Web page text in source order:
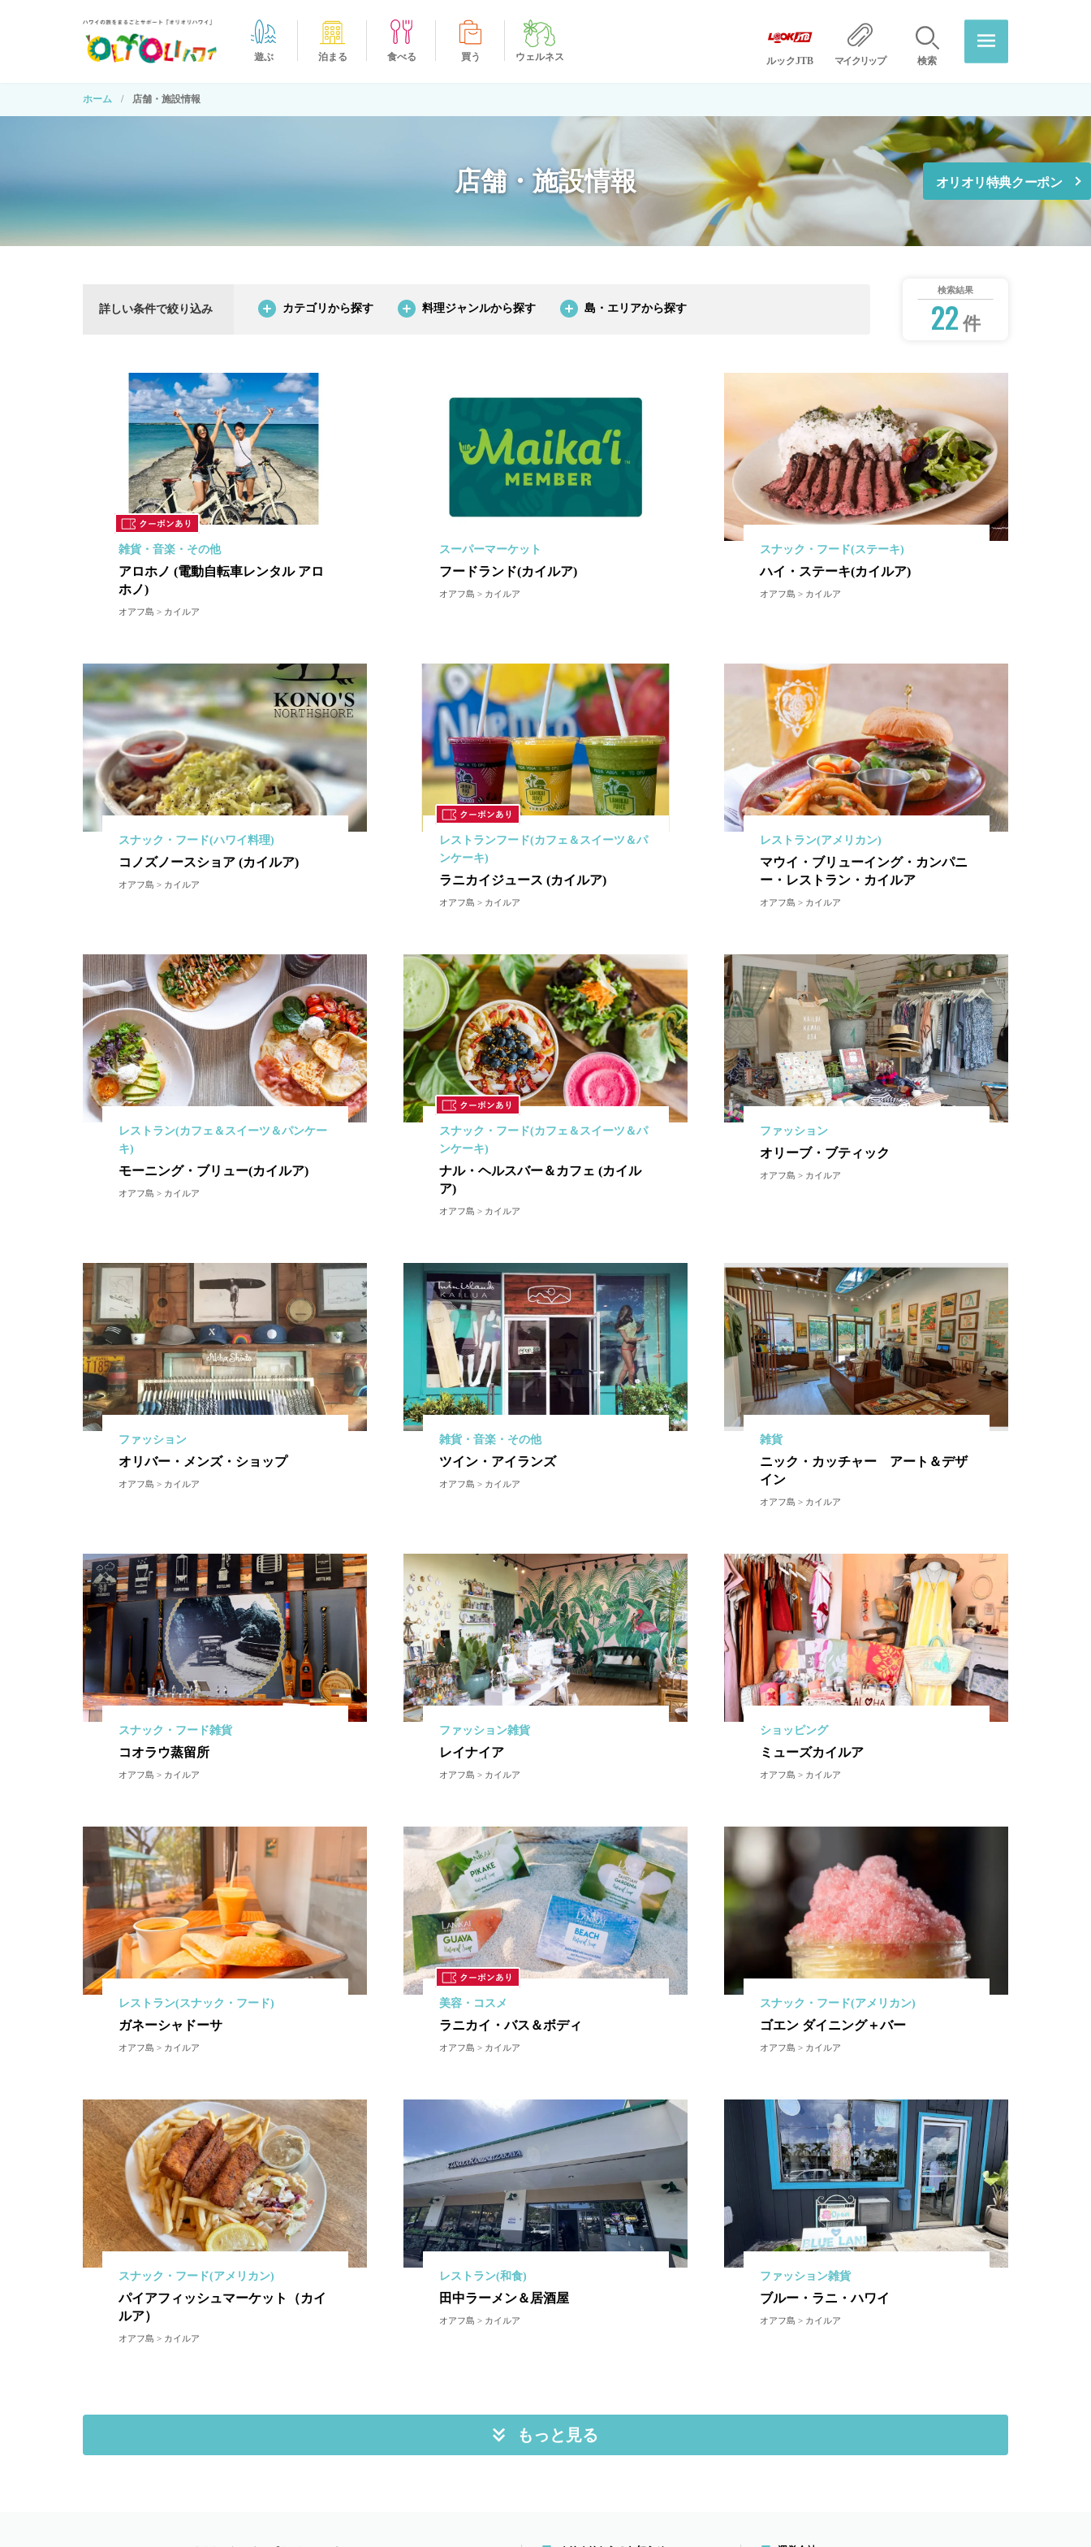
ルックJTB マイクリップ 検索
遊ぶ 泊まる 食べる 買う ウェルネス
ホーム 店舗・施設情報
店舗・施設情報 オリオリ特典クーポン
詳しい条件で絞り込み カテゴリから探す 料理ジャンルから探す 島・エリアから探す
検索結果
22 件
雑貨・音楽・その他
アロホノ (電動自転車レンタル アロ
ホノ)
オアフ島 > カイルア
スーパーマーケット
フードランド(カイルア)
オアフ島 > カイルア
スナック・フード(ステーキ)
ハイ・ステーキ(カイルア)
オアフ島 > カイルア
スナック・フード(ハワイ料理)
コノズノースショア (カイルア)
オアフ島 > カイルア
レストランフード(カフェ＆スイーツ＆パ
ンケーキ)
ラニカイジュース (カイルア)
オアフ島 > カイルア
レストラン(アメリカン)
マウイ・ブリューイング・カンパニ
ー・レストラン・カイルア
オアフ島 > カイルア
レストラン(カフェ＆スイーツ＆パンケー
キ)
モーニング・ブリュー(カイルア)
オアフ島 > カイルア
スナック・フード(カフェ＆スイーツ＆パ
ンケーキ)
ナル・ヘルスバー＆カフェ (カイル
ア)
オアフ島 > カイルア
ファッション
オリーブ・ブティック
オアフ島 > カイルア
ファッション
オリバー・メンズ・ショップ
オアフ島 > カイルア
雑貨・音楽・その他
ツイン・アイランズ
オアフ島 > カイルア
雑貨
ニック・カッチャー アート＆デザ
イン
オアフ島 > カイルア
スナック・フード雑貨
コオラウ蒸留所
オアフ島 > カイルア
ファッション雑貨
レイナイア
オアフ島 > カイルア
ショッピング
ミューズカイルア
オアフ島 > カイルア
レストラン(スナック・フード)
ガネーシャドーサ
オアフ島 > カイルア
美容・コスメ
ラニカイ・バス＆ボディ
オアフ島 > カイルア
スナック・フード(アメリカン)
ゴエン ダイニング＋バー
オアフ島 > カイルア
スナック・フード(アメリカン)
パイアフィッシュマーケット（カイ
ルア）
オアフ島 > カイルア
レストラン(和食)
田中ラーメン＆居酒屋
オアフ島 > カイルア
ファッション雑貨
ブルー・ラニ・ハワイ
オアフ島 > カイルア
もっと見る